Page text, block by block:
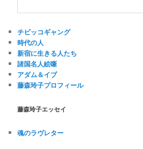
チビッコギャング
時代の人
新宿に生きる人たち
諸国名人絵噺
アダム＆イブ
藤森玲子プロフィール
藤森玲子エッセイ
魂のラヴレター